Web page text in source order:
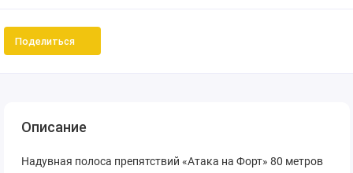
Поделиться
Описание
Надувная полоса препятствий «Атака на Форт» 80 метров